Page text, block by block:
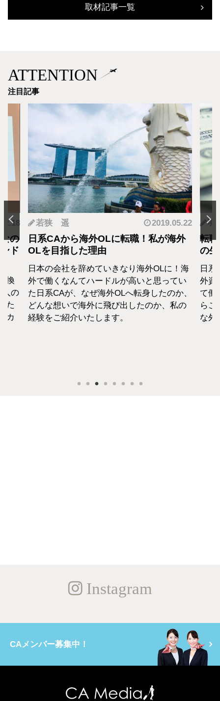
取材記事一覧
ATTENTION
注目記事
の
ド
換
人の
た
カ
若狭 遥 2019.05.22
日系CAから海外OLに転職！私が海外
OLを目指した理由
日本の会社を辞めていきなり海外OLに！海
外で働くなんてハードルが高いと思ってい
た日系CAが、なぜ海外OLへ転身したのか、
どんな想いで海外に飛び出したのか、私の
経験をご紹介いたします。
羽
転
の
日
外資
て働
らこ
な外
Instagram
CAメンバー募集中！